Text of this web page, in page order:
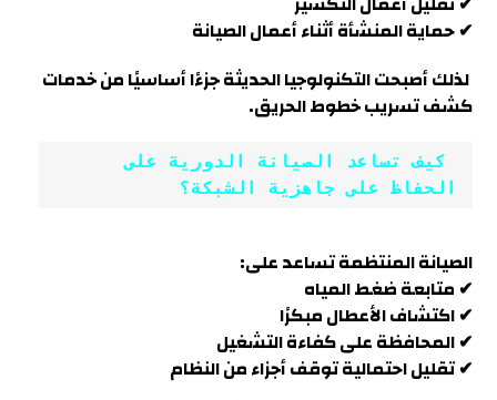
✔ حماية المنشأة أثناء أعمال الصيانة
لذلك أصبحت التكنولوجيا الحديثة جزءًا أساسيًا من خدمات
كشف تسريب خطوط الحريق.
كيف تساعد الصيانة الدورية على
الحفاظ على جاهزية الشبكة؟
الصيانة المنتظمة تساعد على:
✔ متابعة ضغط المياه
✔ اكتشاف الأعطال مبكرًا
✔ المحافظة على كفاءة التشغيل
✔ تقليل احتمالية توقف أجزاء من النظام